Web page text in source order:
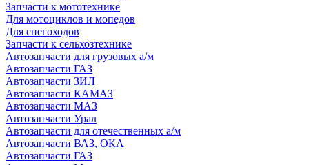
Запчасти к мототехнике
Для мотоциклов и мопедов
Для снегоходов
Запчасти к сельхозтехнике
Автозапчасти для грузовых а/м
Автозапчасти ГАЗ
Автозапчасти ЗИЛ
Автозапчасти КАМАЗ
Автозапчасти МАЗ
Автозапчасти Урал
Автозапчасти для отечественных а/м
Автозапчасти ВАЗ, ОКА
Автозапчасти ГАЗ